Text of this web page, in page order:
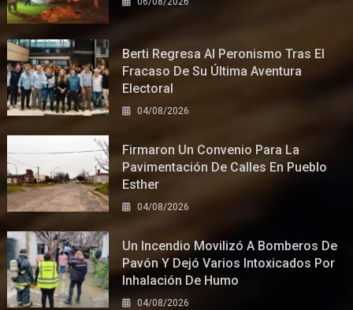
Berti Regresa Al Peronismo Tras El
Fracaso De Su Última Aventura
Electoral
04/08/2026
Firmaron Un Convenio Para La
Pavimentación De Calles En Pueblo
Esther
04/08/2026
Un Incendio Movilizó A Bomberos De
Pavón Y Dejó Varios Intoxicados Por
Inhalación De Humo
04/08/2026